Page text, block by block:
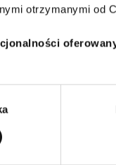
otrzymanymi od